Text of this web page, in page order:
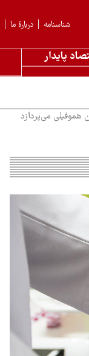
دربارهٔ ما شناسنامه
پایدار
هموفیلی می‌پردازد